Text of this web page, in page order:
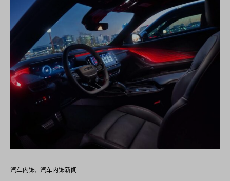
汽车内饰 汽车内饰新闻